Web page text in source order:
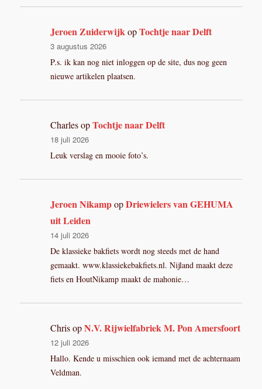
Jeroen ZuiderwijkopTochtje naar Delft
3 augustus 2026
P.s. ik kan nog niet inloggen op de site, dus nog geen
nieuwe artikelen plaatsen.
CharlesopTochtje naar Delft
18 juli 2026
Leuk verslag en mooie foto’s.
Jeroen NikampopDriewielers van GEHUMA
uit Leiden
14 juli 2026
De klassieke bakfiets wordt nog steeds met de hand
gemaakt. www.klassiekebakfiets.nl. Nijland maakt deze
fiets en HoutNikamp maakt de mahonie…
ChrisopN.V. Rijwielfabriek M. Pon Amersfoort
12 juli 2026
Hallo. Kende u misschien ook iemand met de achternaam
Veldman.